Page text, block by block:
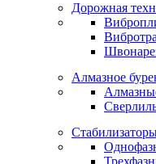
Дорожная
Алмазное